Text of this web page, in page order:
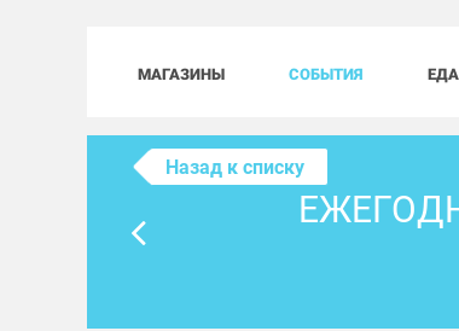
МАГАЗИНЫ СОБЫТИЯ ЕДА
Назад к списку